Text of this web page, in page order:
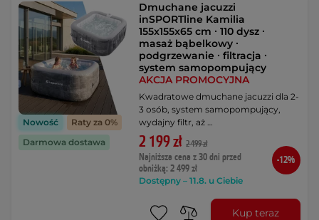
Nowość
Raty za 0%
Darmowa dostawa
Dmuchane jacuzzi
inSPORTline Kamilia
155x155x65 cm ∙ 110 dysz ∙
masaż bąbelkowy ∙
podgrzewanie ∙ filtracja ∙
system samopompujący
AKCJA PROMOCYJNA
Kwadratowe dmuchane jacuzzi dla 2-
3 osób, system samopompujący,
wydajny filtr, aż …
2 199 zł 2 499 zł
Najniższa cena z 30 dni przed
obniżką: 2 499 zł
Dostępny – 11.8. u Ciebie
-12%
Kup teraz